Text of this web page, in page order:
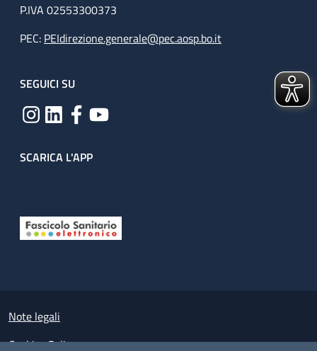
P.IVA 02553300373
PEC: PEIdirezione.generale@pec.aosp.bo.it
SEGUICI SU
SCARICA L'APP
Small prints
Note legali
Cookies Policy